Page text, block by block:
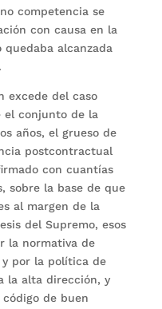
competencia se
con causa en la
alcanzada
excede del caso
el conjunto de la
años, el grueso de
postcontractual
con cuantías
sobre la base de que
al margen de la
del Supremo, esos
la normativa de
por la política de
la alta dirección, y
de buen